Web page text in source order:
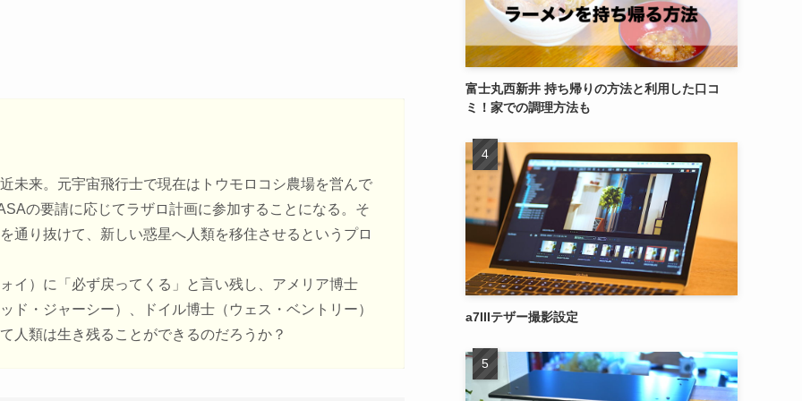
未来。元宇宙飛行士で現在はトウモロコシ農場を営んで
の要請に応じてラザロ計画に参加することになる。そ
通り抜けて、新しい惑星へ人類を移住させるというプロ
イ）に「必ず戻ってくる」と言い残し、アメリア博士
ド・ジャーシー）、ドイル博士（ウェス・ベントリー）
人類は生き残ることができるのだろうか？
富士丸西新井 持ち帰りの方法と利用した口コ
ミ！家での調理方法も
a7IIIテザー撮影設定